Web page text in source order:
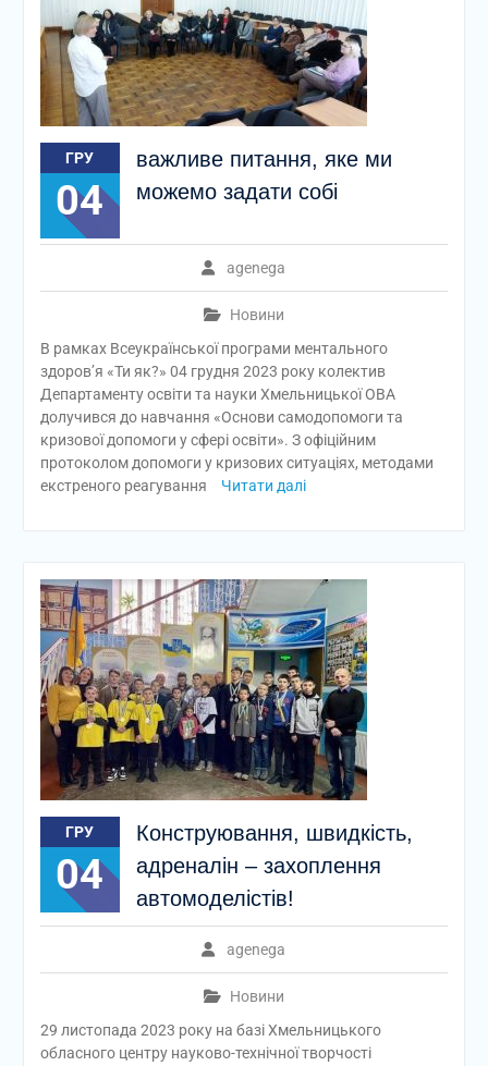
ГРУ
04
важливе питання, яке ми
можемо задати собі
agenega
Новини
В рамках Всеукраїнської програми ментального
здоров’я «Ти як?» 04 грудня 2023 року колектив
Департаменту освіти та науки Хмельницької ОВА
долучився до навчання «Основи самодопомоги та
кризової допомоги у сфері освіти». З офіційним
протоколом допомоги у кризових ситуаціях, методами
екстреного реагування
Читати далі
ГРУ
04
Конструювання, швидкість,
адреналін – захоплення
автомоделістів!
agenega
Новини
29 листопада 2023 року на базі Хмельницького
обласного центру науково-технічної творчості